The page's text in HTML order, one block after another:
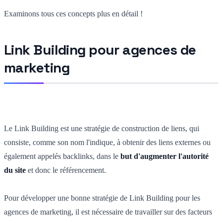
Examinons tous ces concepts plus en détail !
Link Building pour agences de
marketing
Le Link Building est une stratégie de construction de liens, qui
consiste, comme son nom l'indique, à obtenir des liens externes ou
également appelés backlinks, dans le but d'augmenter l'autorité
du site et donc le référencement.
Pour développer une bonne stratégie de Link Building pour les
agences de marketing, il est nécessaire de travailler sur des facteurs